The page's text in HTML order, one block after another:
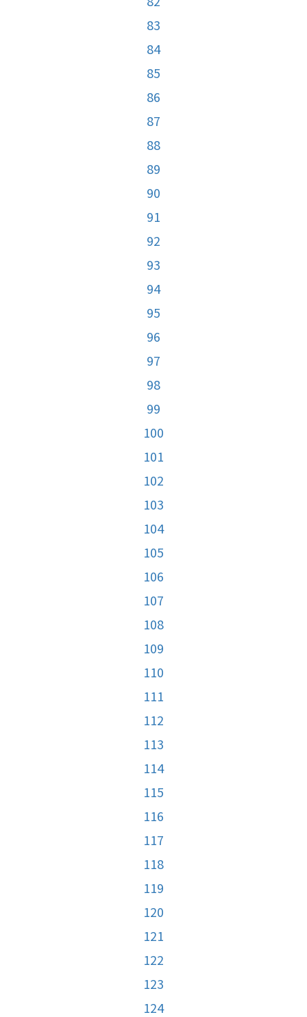
83
84
85
86
87
88
89
90
91
92
93
94
95
96
97
98
99
100
101
102
103
104
105
106
107
108
109
110
111
112
113
114
115
116
117
118
119
120
121
122
123
124